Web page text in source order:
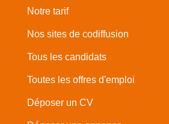
Notre tarif
Nos sites de codiffusion
Tous les candidats
Toutes les offres d'emploi
Déposer un CV